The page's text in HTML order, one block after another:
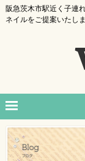
阪急茨木市駅近く子連
ネイルをご提案いたしま